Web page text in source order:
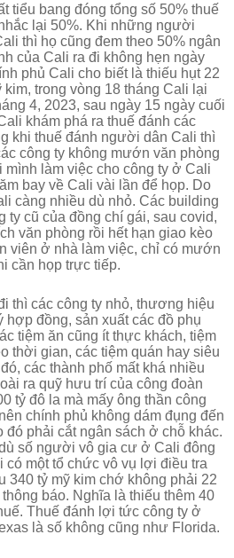
tiểu bang đóng tổng số 50% thuế
lại 50%. Khi những người
thì họ cũng đem theo 50% ngân
của Cali ra đi không hẹn ngày
phủ Cali cho biết là thiếu hụt 22
trong vòng 18 tháng Cali lại
4, 2023, sau ngày 15 ngày cuối
khám phá ra thuế đánh các
khi thuế đánh người dân Cali thì
công ty không mướn văn phòng
làm việc cho công ty ở Cali
bay về Cali vài lần để họp. Do
càng nhiều dù nhỏ. Các building
ty cũ của đồng chí gái, sau covid,
văn phòng rồi hết hạn giao kèo
viên ở nhà làm việc, chỉ có mướn
cần họp trực tiếp.
thì các công ty nhỏ, thương hiệu
hợp đồng, sản xuất các đồ phụ
tiệm ăn cũng ít thực khách, tiệm
thời gian, các tiệm quán hay siêu
các thành phố mất khá nhiều
ra quỹ hưu trí của công đoàn
tỷ đô la mà mấy ông thần công
chính phủ không dám đụng đến
đó phải cắt ngân sách ở chỗ khác.
số người vô gia cư ở Cali đông
một tổ chức vô vụ lợi điều tra
340 tỷ mỹ kim chớ không phải 22
báo. Nghĩa là thiếu thêm 40
Thuế đánh lợi tức công ty ở
là số không cũng như Florida.